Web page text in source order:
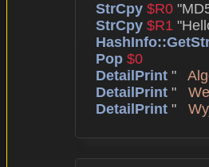
StrCpy $R0
StrCpy $R1
Pop $0
DetailPrint "
DetailPrint "
DetailPrint "